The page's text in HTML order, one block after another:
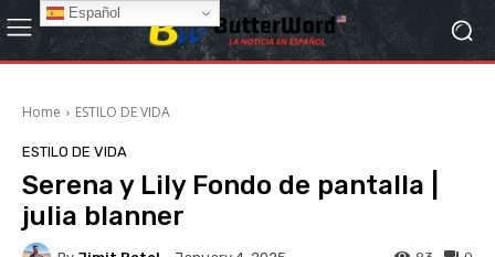
Home ESTILO DE VIDA
ESTILO DE VIDA
Serena y Lily Fondo de pantalla |
julia blanner
Español